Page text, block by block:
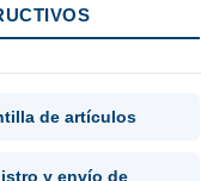
de artículos
y envío de